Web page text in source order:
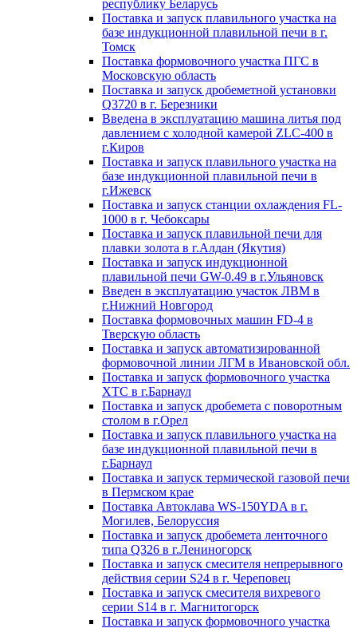
республику Беларусь
Поставка и запуск плавильного участка на
базе индукционной плавильной печи в г.
Томск
Поставка формовочного участка ПГС в
Московскую область
Поставка и запуск дробеметной установки
Q3720 в г. Березники
Введена в эксплуатацию машина литья под
давлением с холодной камерой ZLC-400 в
г.Киров
Поставка и запуск плавильного участка на
базе индукционной плавильной печи в
г.Ижевск
Поставка и запуск станции охлаждения FL-
1000 в г. Чебоксары
Поставка и запуск плавильной печи для
плавки золота в г.Алдан (Якутия)
Поставка и запуск индукционной
плавильной печи GW-0.49 в г.Ульяновск
Введен в эксплуатацию участок ЛВМ в
г.Нижний Новгород
Поставка формовочных машин FD-4 в
Тверскую область
Поставка и запуск автоматизированной
формовочной линии ЛГМ в Ивановской обл.
Поставка и запуск формовочного участка
ХТС в г.Барнаул
Поставка и запуск дробемета с поворотным
столом в г.Орел
Поставка и запуск плавильного участка на
базе индукционной плавильной печи в
г.Барнаул
Поставка и запуск термической газовой печи
в Пермском крае
Поставка Автоклава WS-150YDA в г.
Могилев, Белоруссия
Поставка и запуск дробемета ленточного
типа Q326 в г.Лениногорск
Поставка и запуск смесителя непрерывного
действия серии S24 в г. Череповец
Поставка и запуск смесителя вихревого
серии S14 в г. Магнитогорск
Поставка и запуск формовочного участка